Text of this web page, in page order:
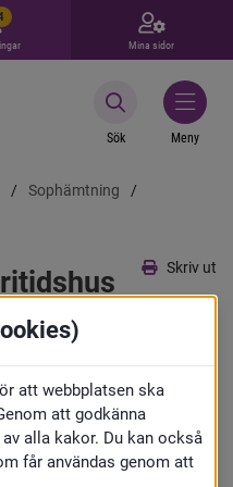
Mina sidor
Sök Meny
Sophämtning
Skriv ut
som får användas
eller egna
året runt.
att webbplatsen ska
att godkänna
alla kakor. Du kan också
får användas genom att